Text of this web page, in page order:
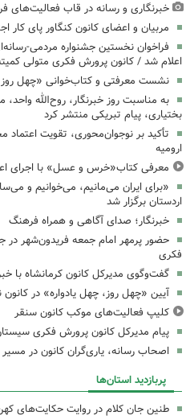
خبرنگاری و رسانه در قاب فعالیت‌های
مربیان و اعضای کانون کنگاور پای کار
فراخوان نخستین جشنواره مردمی-
اعلام شد / کانون پرورش فکری متولی
نشست معرفتی و کتاب‌خوانی «چهل روز
به مناسبت روز خبرنگار، روح‌الله
بختیاری، پیام تبریکی منتشر کرد
تأکید بر نوجوان‌محوری، تقویت اعتماد
ارومیه
معرفی کتاب«خرس و عسل» با اجرای
«برای ایران می‌مانیم، می‌خوانیم و
اردستان برگزار شد
خبرنگار؛ صدای آگاهی و همراه فرهنگ
حضور پرمهر امام جمعه فریدون‌شهر در
فکری
گفت‌وگوی مدیرکل کانون کرمانشاه با
آیین «چهل روز، چهل یادواره» در کانون
کلیپ فعالیت‌های موکب کانون سنقر
پیام مدیرکل کانون پرورش فکری
اصحاب رسانه، یاری‌گران کانون در
پربازدید استان‌ها
طنین جان کلام در روایت حکایت‌های